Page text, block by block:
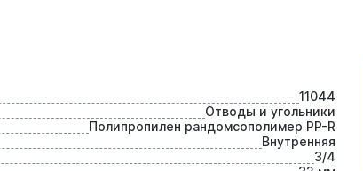
11044
Отводы и угольники
Полипропилен рандомсополимер PP-R
Внутренняя
3/4